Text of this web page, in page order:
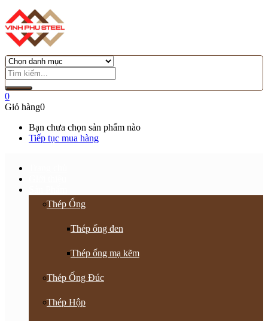
0
Giỏ hàng0
Bạn chưa chọn sản phẩm nào
Tiếp tục mua hàng
Thép Ống
Thép ống đen
Thép ống mạ kẽm
Thép Ống Đúc
Thép Hộp